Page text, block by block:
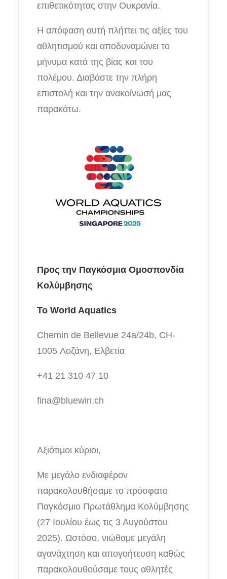
επιθετικότητας στην Ουκρανία.
Η απόφαση αυτή πλήττει τις αξίες του
αθλητισμού και αποδυναμώνει το
μήνυμα κατά της βίας και του
πολέμου. Διαβάστε την πλήρη
επιστολή και την ανακοίνωσή μας
παρακάτω.
Προς την Παγκόσμια Ομοσπονδία
Κολύμβησης
Το World Aquatics
Chemin de Bellevue 24a/24b, CH-
1005 Λοζάνη, Ελβετία
+41 21 310 47 10
fina@bluewin.ch
Αξιότιμοι κύριοι,
Με μεγάλο ενδιαφέρον
παρακολουθήσαμε το πρόσφατο
Παγκόσμιο Πρωτάθλημα Κολύμβησης
(27 Ιουλίου έως τις 3 Αυγούστου
2025). Ωστόσο, νιώθαμε μεγάλη
αγανάχτηση και απογοήτευση καθώς
παρακολουθούσαμε τους αθλητές